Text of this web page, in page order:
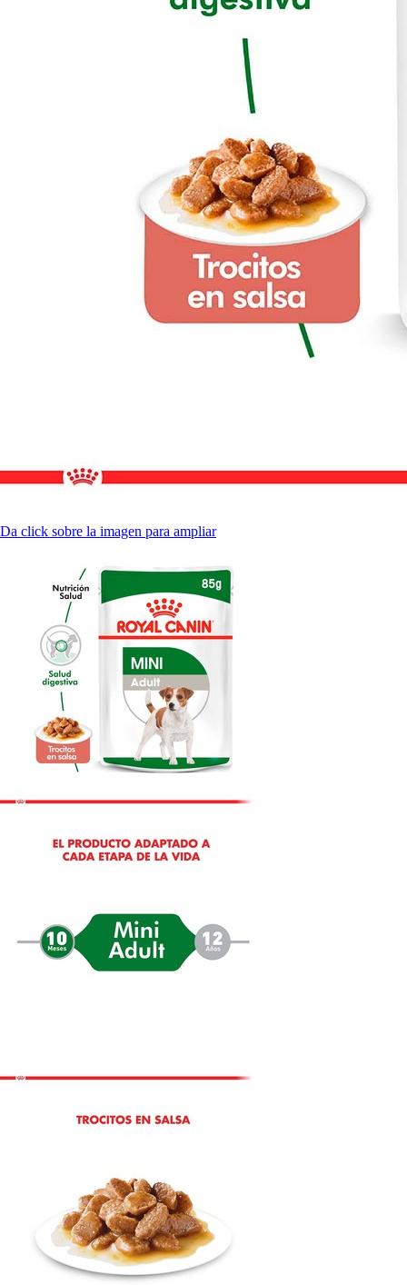
Da click sobre la imagen para ampliar